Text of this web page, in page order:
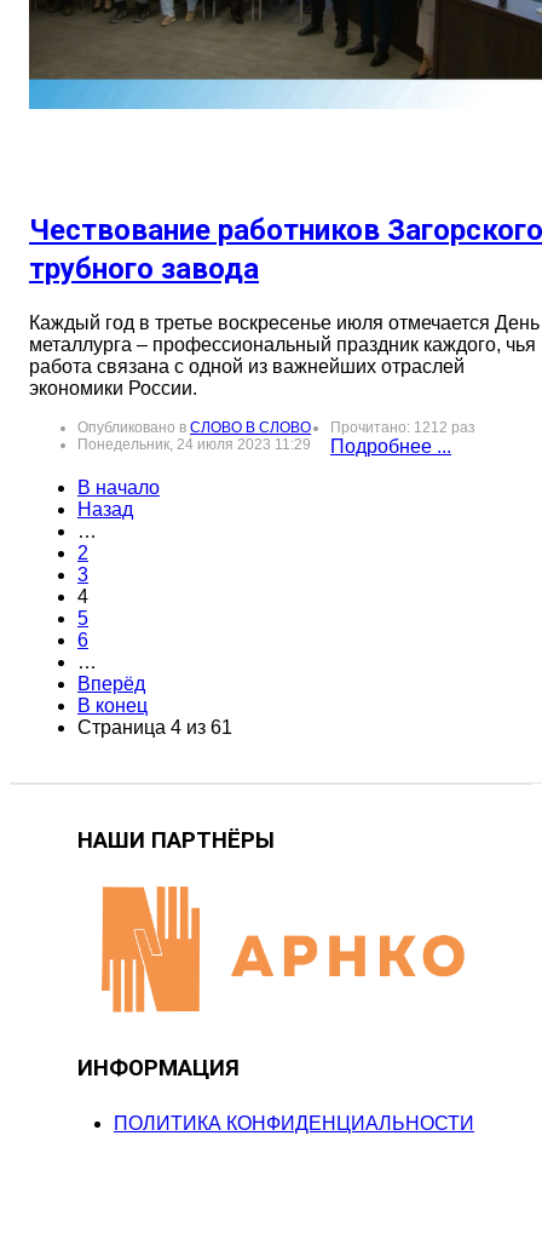
Чествование работников Загорского
трубного завода
Каждый год в третье воскресенье июля отмечается День
металлурга – профессиональный праздник каждого, чья
работа связана с одной из важнейших отраслей
экономики России.
Опубликовано в СЛОВО В СЛОВО
Прочитано: 1212 раз
Понедельник, 24 июля 2023 11:29
Подробнее ...
В начало
Назад
…
2
3
4
5
6
…
Вперёд
В конец
Страница 4 из 61
НАШИ ПАРТНЁРЫ
ИНФОРМАЦИЯ
ПОЛИТИКА КОНФИДЕНЦИАЛЬНОСТИ